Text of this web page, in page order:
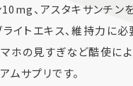
、アスタキサンチン
ライトエキス、維持力に
ホの見すぎなど酷使に
ムサプリです。